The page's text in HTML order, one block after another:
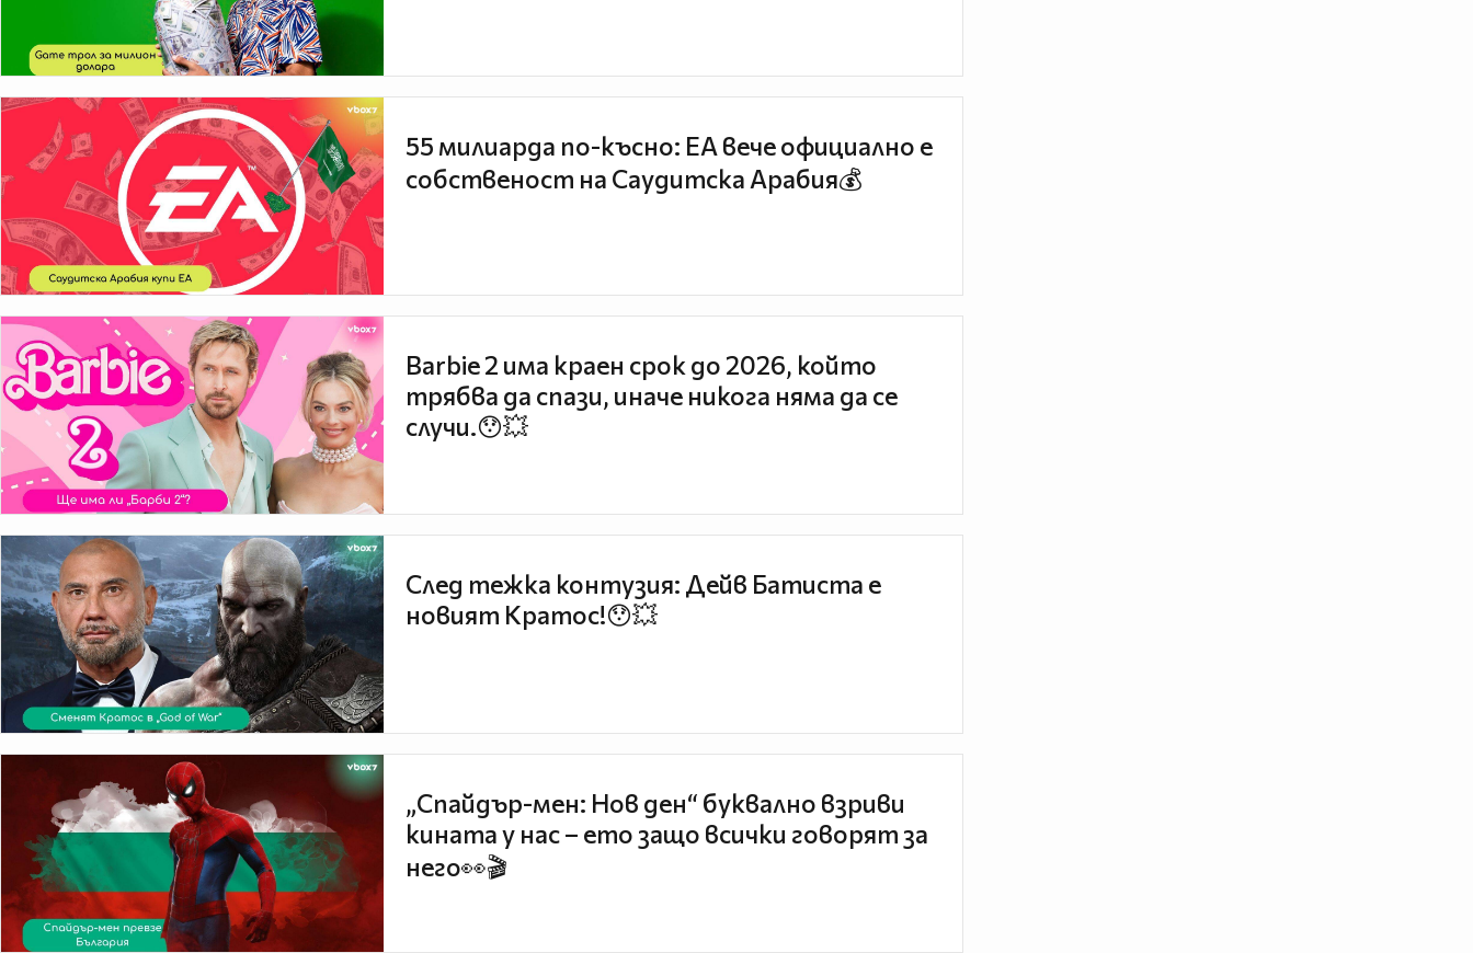
55 милиарда по-късно: EA вече официално е
собственост на Саудитска Арабия💰
Barbie 2 има краен срок до 2026, който
трябва да спази, иначе никога няма да се
случи.😯💥
След тежка контузия: Дейв Батиста е
новият Кратос!😯💥
„Спайдър-мен: Нов ден“ буквално взриви
кината у нас – ето защо всички говорят за
него👀🎬